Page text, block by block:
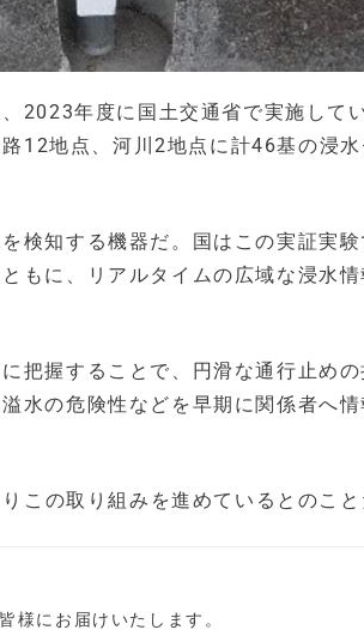
2023年度に国土交通省で実施して
12地点、河川2地点に計46基の浸水
検知する機器だ。国はこの実証実
もに、リアルタイムの広域な浸水
把握することで、円滑な通行止め
水の危険性などを早期に関係者へ
この取り組みを進めているとのこと
様にお届けいたします。